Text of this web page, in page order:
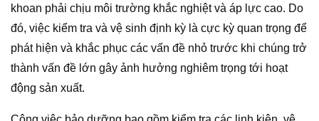
khoan phải chịu môi trường khắc nghiệt và áp lực cao. Do
đó, việc kiểm tra và vệ sinh định kỳ là cực kỳ quan trọng để
phát hiện và khắc phục các vấn đề nhỏ trước khi chúng trở
thành vấn đề lớn gây ảnh hưởng nghiêm trọng tới hoạt
động sản xuất.